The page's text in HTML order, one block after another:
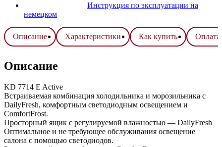
Инструкция по эксплуатации на
немецком
Описание Характеристики Как купить Оплата
Описание
KD 7714 E Active
Встраиваемая комбинация холодильника и морозильника с
DailyFresh, комфортным светодиодным освещением и
ComfortFrost.
Просторный ящик с регулируемой влажностью — DailyFresh
Оптимальное и не требующее обслуживания освещение
салона с помощью светодиодов.